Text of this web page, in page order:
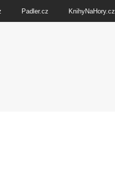
Padler.cz KnihyNaHory.cz